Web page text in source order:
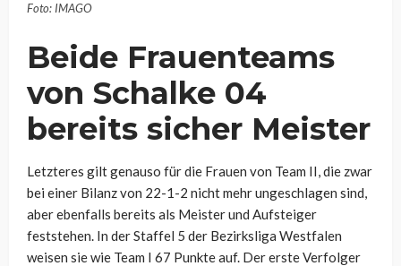
Foto: IMAGO
Beide Frauenteams
von Schalke 04
bereits sicher Meister
Letzteres gilt genauso für die Frauen von Team II, die zwar
bei einer Bilanz von 22-1-2 nicht mehr ungeschlagen sind,
aber ebenfalls bereits als Meister und Aufsteiger
feststehen. In der Staffel 5 der Bezirksliga Westfalen
weisen sie wie Team I 67 Punkte auf. Der erste Verfolger